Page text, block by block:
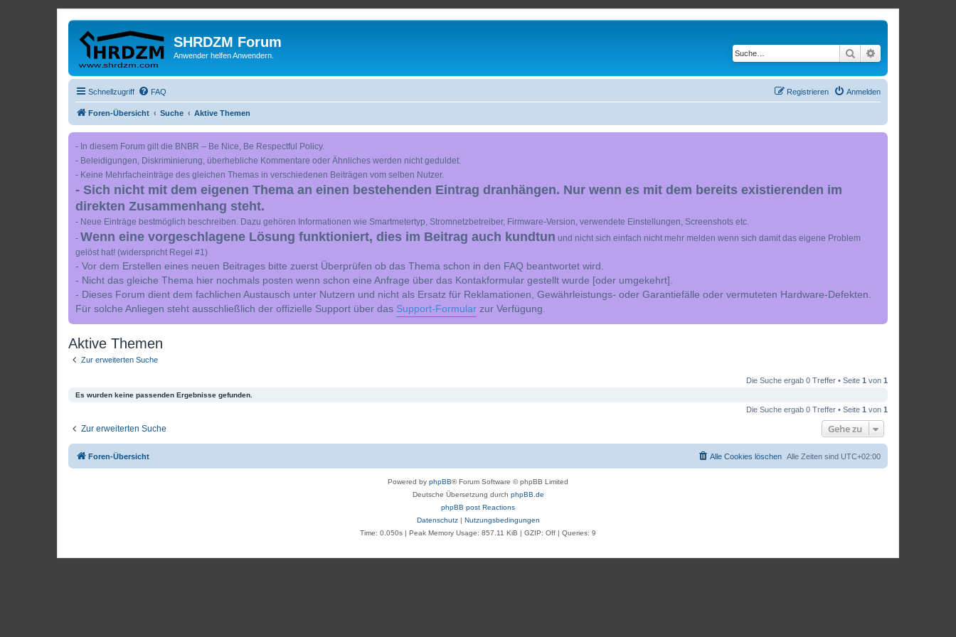
SHRDZM Forum
Anwender helfen Anwendern. Suche
Schnellzugriff FAQ Anmelden
Registrieren
Foren-Übersicht Suche Aktive Themen
- In diesem Forum gilt die BNBR – Be Nice, Be Respectful Policy.
- Beleidigungen, Diskriminierung, überhebliche Kommentare oder Ähnliches werden nicht geduldet.
- Keine Mehrfacheinträge des gleichen Themas in verschiedenen Beiträgen vom selben Nutzer.
- Sich nicht mit dem eigenen Thema an einen bestehenden Eintrag dranhängen. Nur wenn es mit dem bereits existierenden im
direkten Zusammenhang steht.
- Neue Einträge bestmöglich beschreiben. Dazu gehören Informationen wie Smartmetertyp, Stromnetzbetreiber, Firmware-Version, verwendete Einstellungen, Screenshots etc.
- Wenn eine vorgeschlagene Lösung funktioniert, dies im Beitrag auch kundtun und nicht sich einfach nicht mehr melden wenn sich damit das eigene Problem
gelöst hat! (widerspricht Regel #1)
- Vor dem Erstellen eines neuen Beitrages bitte zuerst Überprüfen ob das Thema schon in den FAQ beantwortet wird.
- Nicht das gleiche Thema hier nochmals posten wenn schon eine Anfrage über das Kontakformular gestellt wurde [oder umgekehrt].
- Dieses Forum dient dem fachlichen Austausch unter Nutzern und nicht als Ersatz für Reklamationen, Gewährleistungs- oder Garantiefälle oder vermuteten Hardware-Defekten.
Für solche Anliegen steht ausschließlich der offizielle Support über das Support-Formular zur Verfügung.
Aktive Themen
Zur erweiterten Suche
Die Suche ergab 0 Treffer • Seite 1 von 1
Es wurden keine passenden Ergebnisse gefunden.
Die Suche ergab 0 Treffer • Seite 1 von 1
Zur erweiterten Suche Gehe zu
Foren-Übersicht Alle Zeiten sind UTC+02:00
Alle Cookies löschen
Powered by phpBB® Forum Software © phpBB Limited
Deutsche Übersetzung durch phpBB.de
phpBB post Reactions
Datenschutz| Nutzungsbedingungen
Time: 0.050s | Peak Memory Usage: 857.11 KiB | GZIP: Off | Queries: 9